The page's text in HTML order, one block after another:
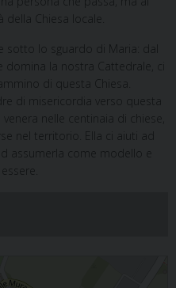
della Chiesa locale.
sotto lo sguardo di Maria: dal
la nostra Cattedrale, ci
di questa Chiesa.
di misericordia verso questa
nelle centinaia di chiese,
nel territorio. Ella ci aiuti ad
assumerla come modello e